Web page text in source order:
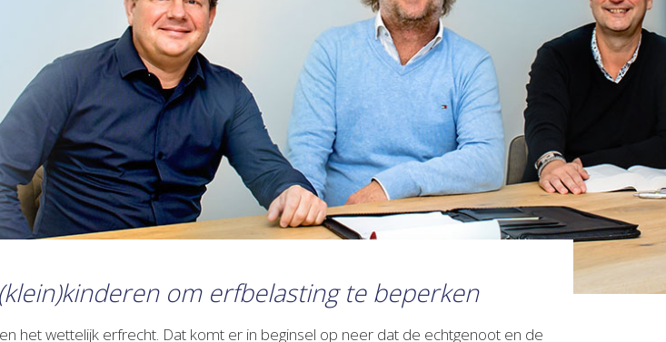
om erfbelasting te beperken
het wettelijk erfrecht. Dat komt er in beginsel op neer dat de echtgenoot en de